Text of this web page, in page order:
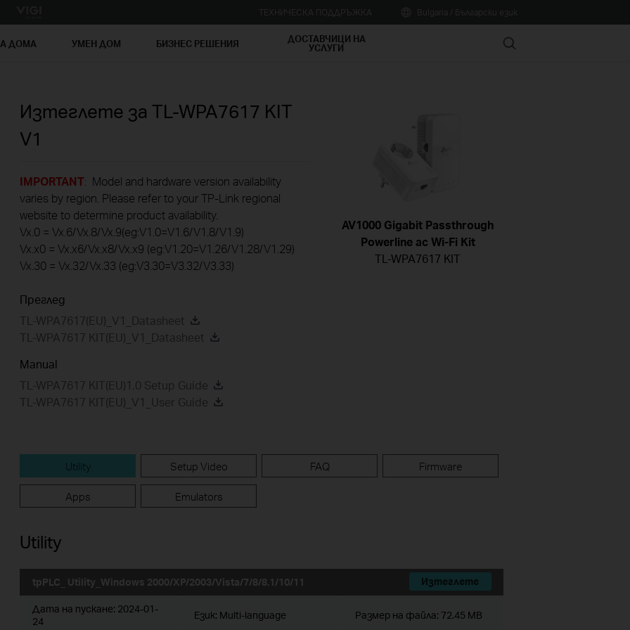
ДОМА УМЕН ДОМ БИЗНЕС РЕШЕНИЯ ДОСТАВЧИЦИ НА
УСЛУГИ Search
Изтеглете за TL-WPA7617 KIT
V1
IMPORTANT: Model and hardware version availability
varies by region. Please refer to your TP-Link regional
website to determine product availability.
Vx.0 = Vx.6/Vx.8/Vx.9(eg:V1.0=V1.6/V1.8/V1.9)
Vx.x0 = Vx.x6/Vx.x8/Vx.x9 (eg:V1.20=V1.26/V1.28/V1.29)
Vx.30 = Vx.32/Vx.33 (eg:V3.30=V3.32/V3.33)
Преглед
TL-WPA7617(EU)_V1_Datasheet
TL-WPA7617 KIT(EU)_V1_Datasheet
Manual
TL-WPA7617 KIT(EU)1.0 Setup Guide
TL-WPA7617 KIT(EU)_V1_User Guide
AV1000 Gigabit Passthrough
Powerline ac Wi-Fi Kit
TL-WPA7617 KIT
Utility Setup Video FAQ Firmware
Apps Emulators
Utility
tpPLC_ Utility_Windows 2000/XP/2003/Vista/7/8/8.1/10/11 Изтеглете
Дата на пускане: 2024-01-
24
Език: Multi-language Размер на файла: 72.45 MB